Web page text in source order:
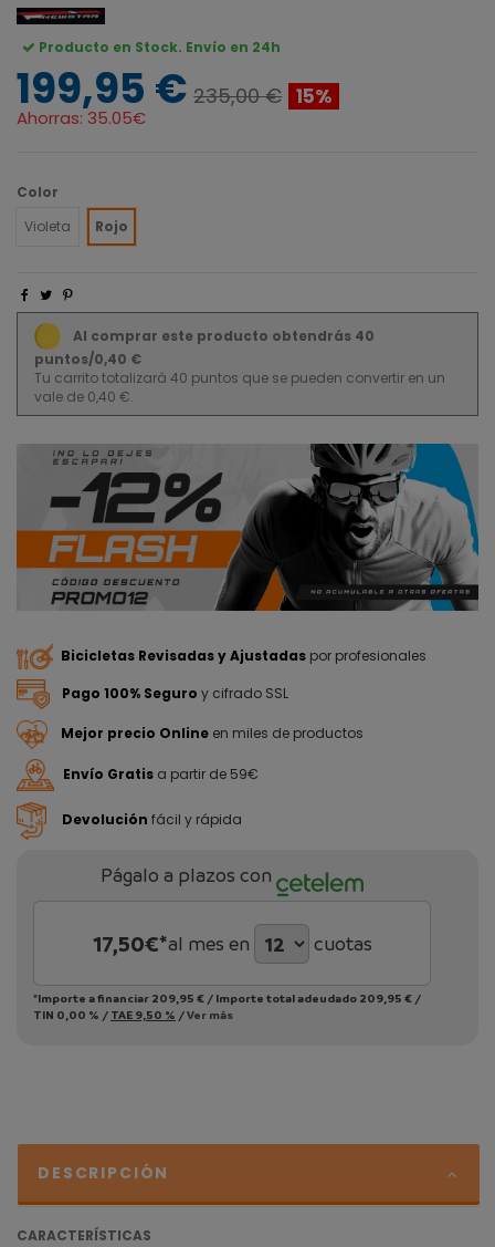
Producto en Stock. Envío en 24h
199,95 € 235,00 € 15%
Ahorras: 35.05€
Color
Violeta
Rojo
Al comprar este producto obtendrás 40
puntos/0,40 €
Tu carrito totalizará 40 puntos que se pueden convertir en un
vale de 0,40 €.
Bicicletas Revisadas y Ajustadas por profesionales
Pago 100% Seguro y cifrado SSL
Mejor precio Online en miles de productos
Envío Gratis a partir de 59€
Devolución fácil y rápida
Págalo a plazos con
17,50€*al mes en cuotas
*Importe a financiar 209,95 € / Importe total adeudado 209,95 € /
TIN 0,00 % / TAE 9,50 % /Ver más
DESCRIPCIÓN
CARACTERÍSTICAS